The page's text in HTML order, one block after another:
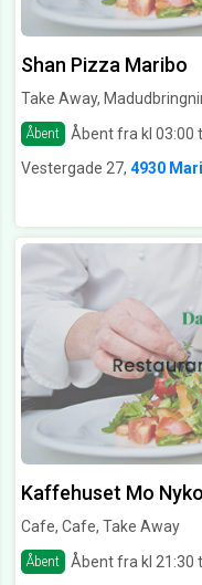
Shan Pizza Maribo
Take Away,
Åbent Åbent fra kl 03:00
Vestergade 27, 4930
Kaffehuset Mo
Cafe, Cafe, Take Away
Åbent Åbent fra kl 21:30